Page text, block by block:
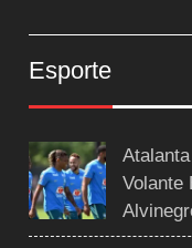
Esporte
Volante